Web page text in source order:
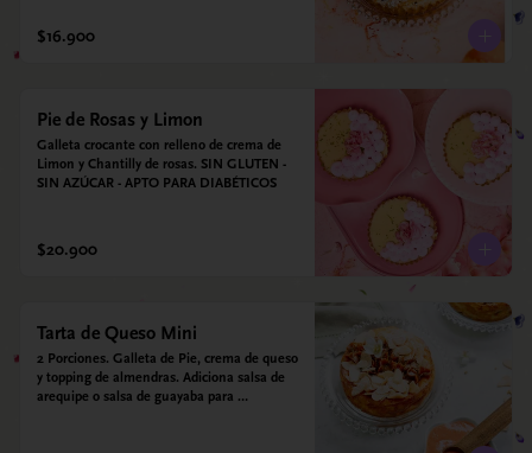
de leche de coco y que envuelve todos los
sabores.
$16.900
Pie de Rosas y Limon
Galleta crocante con relleno de crema de
Limon y Chantilly de rosas. SIN GLUTEN -
SIN AZÚCAR - APTO PARA DIABÉTICOS
$20.900
Tarta de Queso Mini
2 Porciones. Galleta de Pie, crema de queso
y topping de almendras. Adiciona salsa de
arequipe o salsa de guayaba para